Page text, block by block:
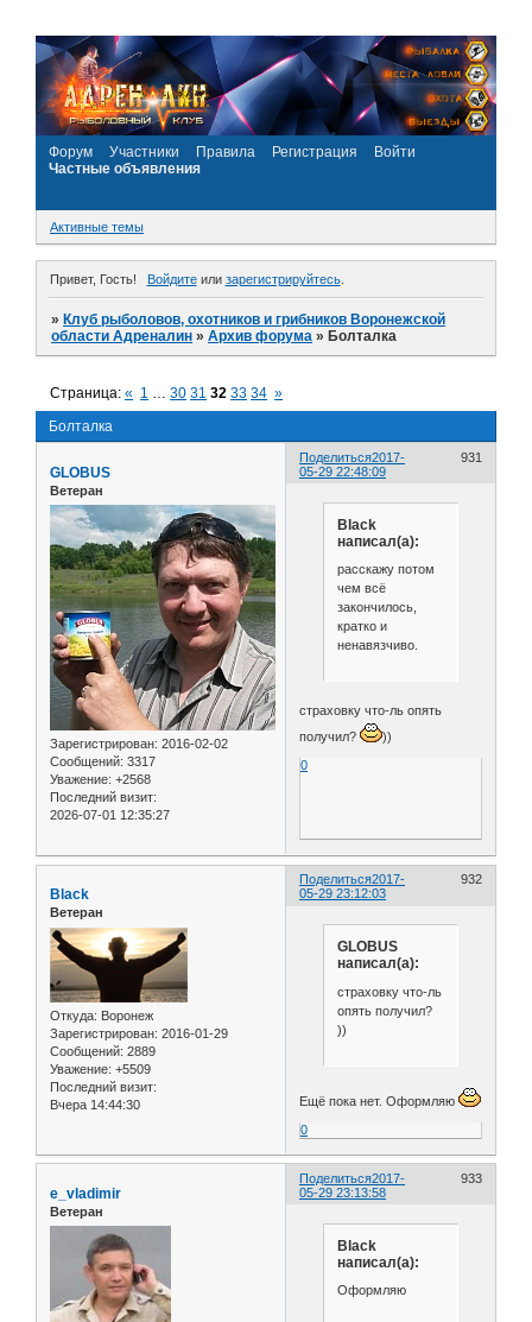
Форум Участники Правила Регистрация
Войти
Частные объявления
Активные темы
Привет, Гость! Войдитеили зарегистрируйтесь.
»Клуб рыболовов, охотников и грибников Воронежской
области Адреналин »Архив форума »Болталка
Болталка
Страница:« 1 … 30 31 32 33 34 »
Поделиться 931
2017-
05-29 22:48:09
GLOBUS
Ветеран
Зарегистрирован: 2016-02-02
Сообщений: 3317
Уважение: +2568
Последний визит:
2026-07-01 12:35:27
Black
написал(а):
расскажу потом
чем всё
закончилось,
кратко и
ненавязчиво.
страховку что-ль опять
получил?
))
0
Поделиться 932
2017-
05-29 23:12:03
Black
Ветеран
Откуда: Воронеж
Зарегистрирован: 2016-01-29
Сообщений: 2889
Уважение: +5509
Последний визит:
Вчера 14:44:30
GLOBUS
написал(а):
страховку что-ль
опять получил?
))
Ещё пока нет. Оформляю
0
Поделиться 933
2017-
05-29 23:13:58
e_vladimir
Ветеран
Black
написал(а):
Оформляю